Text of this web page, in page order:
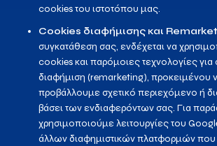
cookies του ιστοτόπου μας.
Cookies διαφήμισης και
συγκατάθεση σας, ενδέχεται να
cookies και παρόμοιες τεχνολογίες
διαφήμιση (remarketing), προκειμένου
προβάλλουμε σχετικό περιεχόμενο ή
βάσει των ενδιαφερόντων σας. Για
χρησιμοποιούμε λειτουργίες του
άλλων διαφημιστικών πλατφορμών που